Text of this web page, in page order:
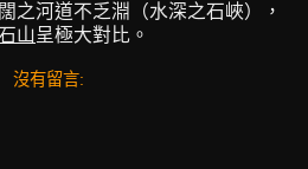
之河道不乏淵（水深之石峽），
山呈極大對比。
沒有留言: